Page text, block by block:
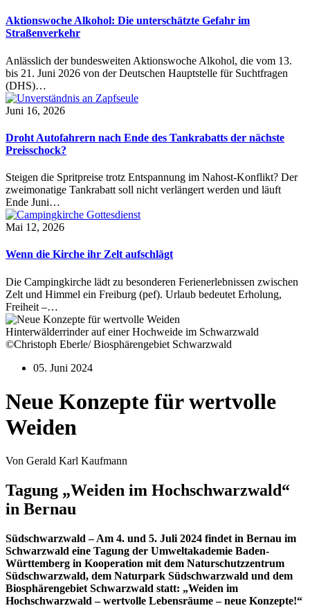
Aktionswoche Alkohol: Die unterschätzte Gefahr im
Straßenverkehr
Anlässlich der bundesweiten Aktionswoche Alkohol, die vom 13.
bis 21. Juni 2026 von der Deutschen Hauptstelle für Suchtfragen
(DHS)…
Juni 16, 2026
Droht Autofahrern nach Ende des Tankrabatts der nächste
Preisschock?
Steigen die Spritpreise trotz Entspannung im Nahost-Konflikt? Der
zweimonatige Tankrabatt soll nicht verlängert werden und läuft
Ende Juni…
Mai 12, 2026
Wenn die Kirche ihr Zelt aufschlägt
Die Campingkirche lädt zu besonderen Ferienerlebnissen zwischen
Zelt und Himmel ein Freiburg (pef). Urlaub bedeutet Erholung,
Freiheit –…
Hinterwälderrinder auf einer Hochweide im Schwarzwald
©Christoph Eberle/ Biosphärengebiet Schwarzwald
05. Juni 2024
Neue Konzepte für wertvolle
Weiden
Von Gerald Karl Kaufmann
Tagung „Weiden im Hochschwarzwald“
in Bernau
Südschwarzwald – Am 4. und 5. Juli 2024 findet in Bernau im
Schwarzwald eine Tagung der Umweltakademie Baden-
Württemberg in Kooperation mit dem Naturschutzzentrum
Südschwarzwald, dem Naturpark Südschwarzwald und dem
Biosphärengebiet Schwarzwald statt: „Weiden im
Hochschwarzwald – wertvolle Lebensräume – neue Konzepte!“